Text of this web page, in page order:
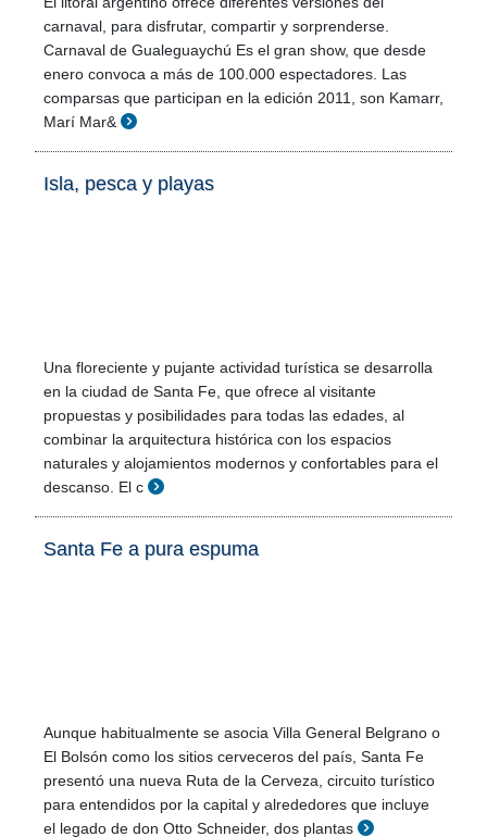
carnaval, para disfrutar, compartir y sorprenderse.
Carnaval de Gualeguaychú Es el gran show, que desde
enero convoca a más de 100.000 espectadores. Las
comparsas que participan en la edición 2011, son Kamarr,
Marí Mar&
Isla, pesca y playas
Una floreciente y pujante actividad turística se desarrolla
en la ciudad de Santa Fe, que ofrece al visitante
propuestas y posibilidades para todas las edades, al
combinar la arquitectura histórica con los espacios
naturales y alojamientos modernos y confortables para el
descanso. El c
Santa Fe a pura espuma
Aunque habitualmente se asocia Villa General Belgrano o
El Bolsón como los sitios cerveceros del país, Santa Fe
presentó una nueva Ruta de la Cerveza, circuito turístico
para entendidos por la capital y alrededores que incluye
el legado de don Otto Schneider, dos plantas